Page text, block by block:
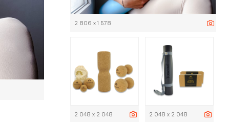
2 806 x 1 578
2 048 x 2 048 2 048 x 2 048